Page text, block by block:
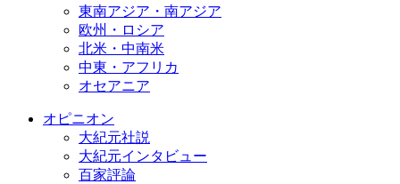
東南アジア・南アジア
欧州・ロシア
北米・中南米
中東・アフリカ
オセアニア
オピニオン
大紀元社説
大紀元インタビュー
百家評論